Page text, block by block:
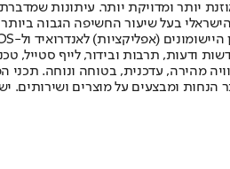
יותר ומדויקת יותר. עיתונות
ב-30 ביולי 2007, וב-2010 הפך "ישראל היום" לעיתון
ודעות, תרבות ובידור, לייף סטייל,
מהירה, עדכנית, בטוחה ונוחה.
ומבצעים על מוצרים ושירותים.